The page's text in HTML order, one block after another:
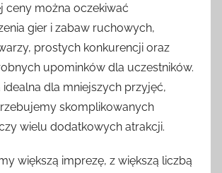
ceny można oczekiwać
gier i zabaw ruchowych,
prostych konkurencji oraz
upominków dla uczestników.
dla mniejszych przyjęć,
skomplikowanych
wielu dodatkowych atrakcji.
większą imprezę, z większą liczbą